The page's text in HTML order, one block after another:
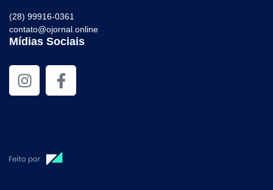
(28) 99916-0361
contato@ojornal.online
Mídias Sociais